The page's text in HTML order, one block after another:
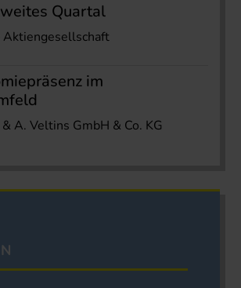
Quartal
Aktiengesellschaft
im
A. Veltins GmbH & Co. KG